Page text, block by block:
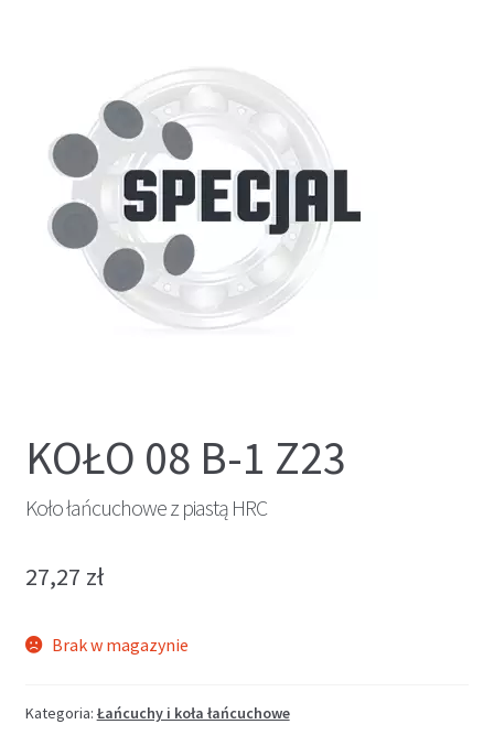
Kontakt
KOŁO 08 B-1 Z23
Koło łańcuchowe z piastą HRC
27,27 zł
Brak w magazynie
Kategoria: Łańcuchy i koła łańcuchowe